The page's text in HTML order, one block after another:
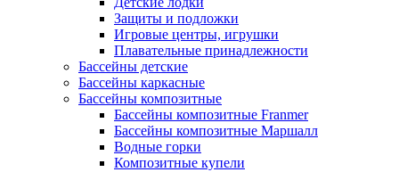
Защиты и подложки
Игровые центры, игрушки
Плавательные принадлежности
Бассейны детские
Бассейны каркасные
Бассейны композитные
Бассейны композитные Franmer
Бассейны композитные Маршалл
Водные горки
Композитные купели